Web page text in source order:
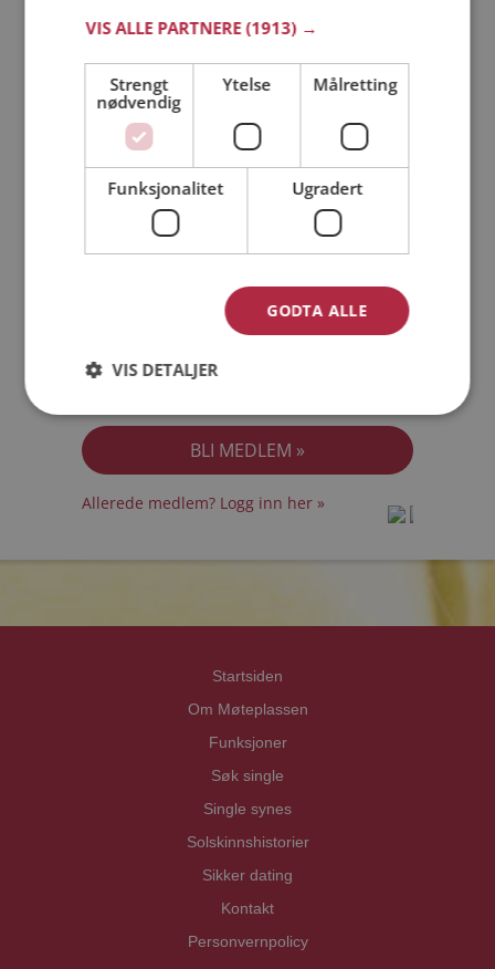
Bli medlem gratis!
Jeg er en: Mann Kvinne
Min alder:
Jeg akseptererMedlemsvilkårene
Allerede medlem? Logg inn her »
Startsiden
Om Møteplassen
Funksjoner
Søk single
Single synes
Solskinnshistorier
Sikker dating
Kontakt
Personvernpolicy
VIS ALLE PARTNERE(1913) →
Strengt
nødvendig
Ytelse Målretting
Funksjonalitet Ugradert
GODTA ALLE
VIS DETALJER